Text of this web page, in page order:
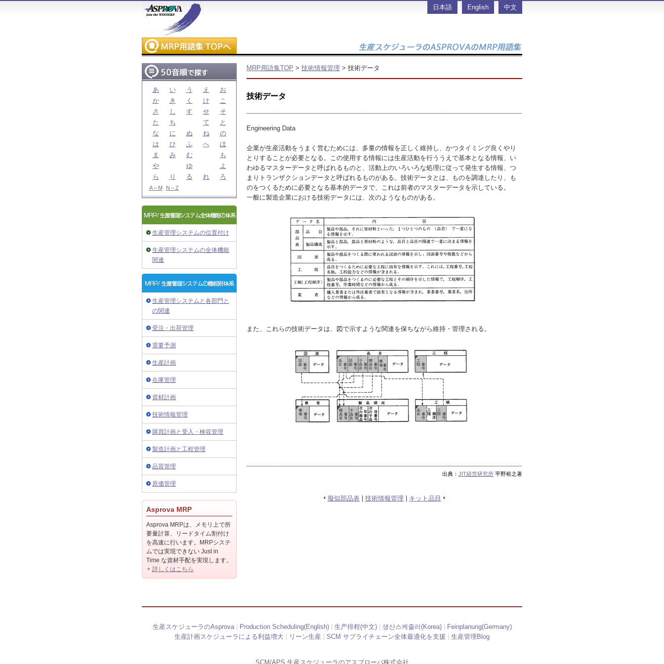
日本語 English 中文
あ い う え
お
か
き く け
こ
さ
し す せ
そ
た
ち て
と
な
に ぬ ね
の
は
ひ ふ へ
ほ
ま
み む
も
や
ゆ
よ
ら
り る れ ろ
A～M N～Z
生産管理システムの位置付け
生産管理システムの全体機能
関連
生産管理システムと各部門と
の関連
受注・出荷管理
需要予測
生産計画
在庫管理
資材計画
技術情報管理
購買計画と受入・検収管理
製造計画と工程管理
品質管理
原価管理
Asprova MRP
Asprova MRPは、メモリ上で所
要量計算、リードタイム割付け
を高速に行います。MRPシステ
ムでは実現できない Just in
Time な資材手配を実現します。
詳しくはこちら
MRP用語集TOP > 技術情報管理 > 技術データ
技術データ
Engineering Data
企業が生産活動をうまく営むためには、多量の情報を正しく維持し、かつタイミング良くやり
とりすることが必要となる。この使用する情報には生産活動を行ううえで基本となる情報、い
わゆるマスターデータと呼ばれるものと、活動上のいろいろな処理に従って発生する情報、つ
まりトランザクションデータと呼ばれるものがある。技術データとは、ものを調達したり、も
のをつくるために必要となる基本的データで、これは前者のマスターデータを示している。
一般に製造企業における技術データには、次のようなものがある。
また、これらの技術データは、図で示すような関連を保ちながら維持・管理される。
出典： JIT経営研究所 平野裕之著
擬似部品表 技術情報管理 キット品目
生産スケジューラのAsprova| Production Scheduling(English)| 生产排程(中文)| 생산스케줄러(Korea)|
Feinplanung(Germany)
生産計画スケジューラによる利益増大
リーン生産 SCM サプライチェーン全体最適化を支援 生産管理Blog
SCM/APS 生産スケジューラのアスプローバ株式会社